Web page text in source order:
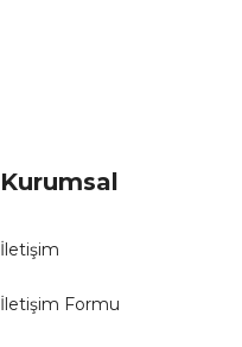
Kurumsal
İletişim
İletişim Formu